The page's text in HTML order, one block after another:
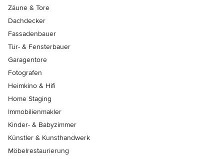
Zäune & Tore
Dachdecker
Fassadenbauer
Tür- & Fensterbauer
Garagentore
Fotografen
Heimkino & Hifi
Home Staging
Immobilienmakler
Kinder- & Babyzimmer
Künstler & Kunsthandwerk
Möbelrestaurierung